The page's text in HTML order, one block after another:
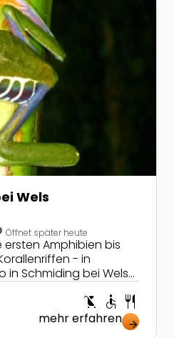
Wels
Öffnet später heute
ersten Amphibien bis
- in
in Schmiding bei Wels
kann man
child_friendly accessible restaurant
mehr erfahren arrow_forward